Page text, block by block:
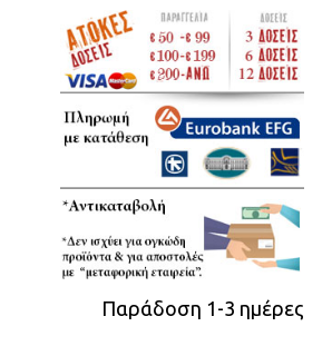
Παράδοση 1-3 ημέρες